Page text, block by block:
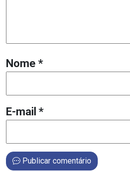
Nome *
E-mail *
Publicar comentário